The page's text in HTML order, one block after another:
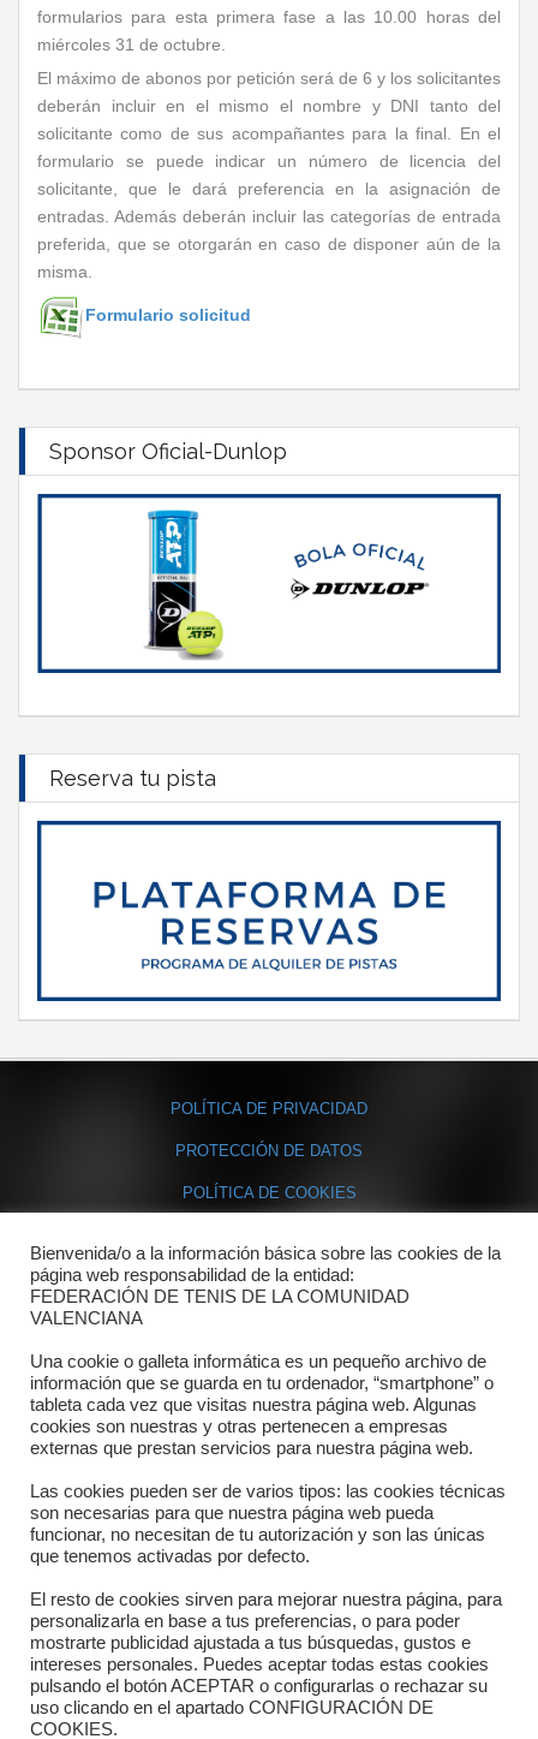
formularios para esta primera fase a las 10.00 horas del
miércoles 31 de octubre.
El máximo de abonos por petición será de 6 y los solicitantes
deberán incluir en el mismo el nombre y DNI tanto del
solicitante como de sus acompañantes para la final. En el
formulario se puede indicar un número de licencia del
solicitante, que le dará preferencia en la asignación de
entradas. Además deberán incluir las categorías de entrada
preferida, que se otorgarán en caso de disponer aún de la
misma.
Formulario solicitud
Sponsor Oficial-Dunlop
Reserva tu pista
POLÍTICA DE PRIVACIDAD
PROTECCIÓN DE DATOS
POLÍTICA DE COOKIES
Contacto
Dónde estamos
Directorio departamentos
Horario
Formulario de contacto
Copyright © 2025 FTCV
Bienvenida/o a la información básica sobre las cookies de la
página web responsabilidad de la entidad:
FEDERACIÓN DE TENIS DE LA COMUNIDAD
VALENCIANA
Una cookie o galleta informática es un pequeño archivo de
información que se guarda en tu ordenador, “smartphone” o
tableta cada vez que visitas nuestra página web. Algunas
cookies son nuestras y otras pertenecen a empresas
externas que prestan servicios para nuestra página web.
Las cookies pueden ser de varios tipos: las cookies técnicas
son necesarias para que nuestra página web pueda
funcionar, no necesitan de tu autorización y son las únicas
que tenemos activadas por defecto.
El resto de cookies sirven para mejorar nuestra página, para
personalizarla en base a tus preferencias, o para poder
mostrarte publicidad ajustada a tus búsquedas, gustos e
intereses personales. Puedes aceptar todas estas cookies
pulsando el botón ACEPTAR o configurarlas o rechazar su
uso clicando en el apartado CONFIGURACIÓN DE
COOKIES.